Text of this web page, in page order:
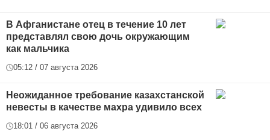
В Афганистане отец в течение 10 лет
представлял свою дочь окружающим
как мальчика
05:12 / 07 августа 2026
Неожиданное требование казахстанской
невесты в качестве махра удивило всех
18:01 / 06 августа 2026